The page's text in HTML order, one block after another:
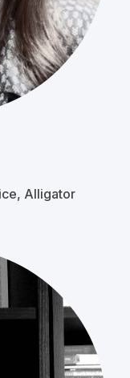
Alligator